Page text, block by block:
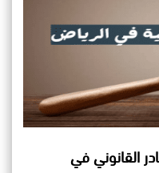
القانوني في